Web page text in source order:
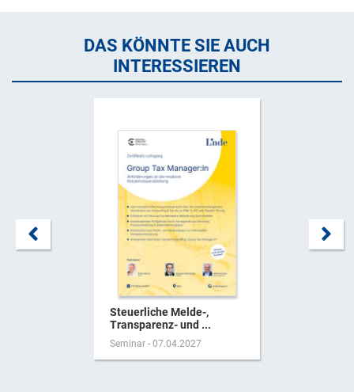
DAS KÖNNTE SIE AUCH
INTERESSIEREN
Steuerliche Melde-,
Transparenz- und ...
Seminar - 07.04.2027